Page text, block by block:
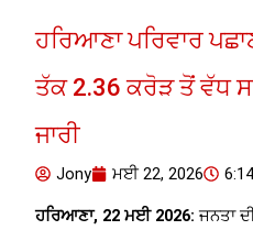
ਹਰਿਆਣਾ ਪਰਿਵਾਰ
ਤੱਕ 2.36 ਕਰੋੜ ਤੋਂ ਵੱਧ
ਜਾਰੀ
Jony ਮਈ 22, 2026
ਹਰਿਆਣਾ, 22 ਮਈ 2026: ਜਨਤਾ